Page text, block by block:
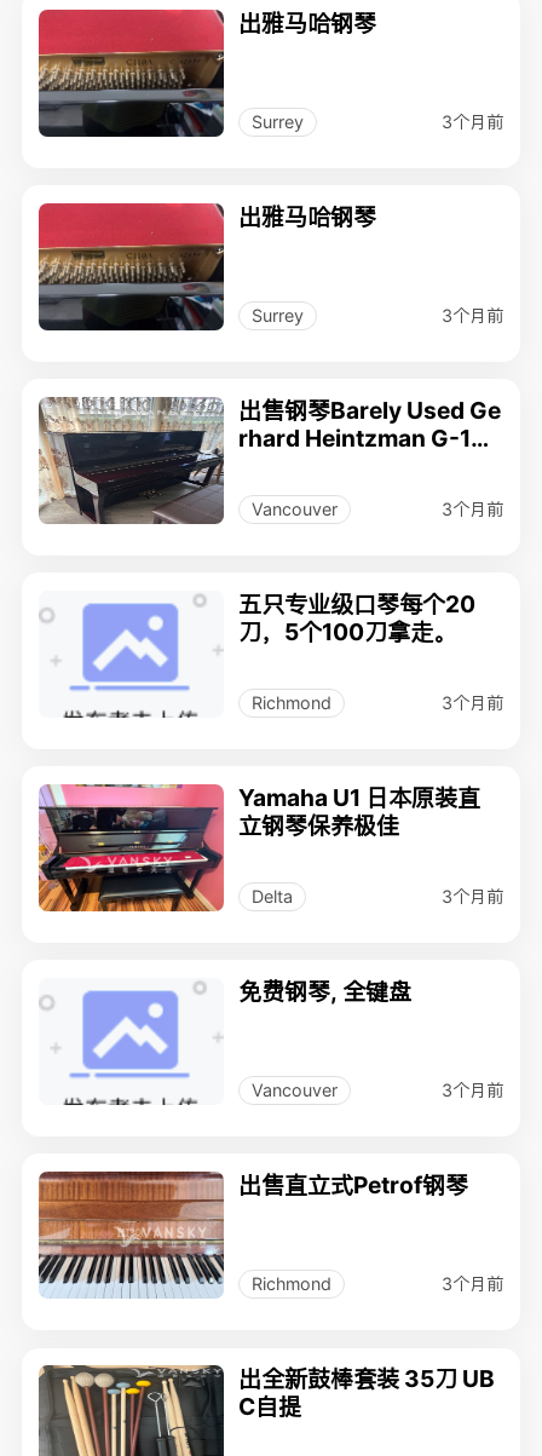
出雅马哈钢琴
Surrey 3个月前
出雅马哈钢琴
Surrey 3个月前
出售钢琴Barely Used Ge
rhard Heintzman G-126
Vancouver 3个月前
五只专业级口琴每个20
刀，5个100刀拿走。
Richmond 3个月前
Yamaha U1 日本原装直
立钢琴保养极佳
Delta 3个月前
免费钢琴, 全键盘
Vancouver 3个月前
出售直立式Petrof钢琴
Richmond 3个月前
出全新鼓棒套装 35刀 UB
C自提